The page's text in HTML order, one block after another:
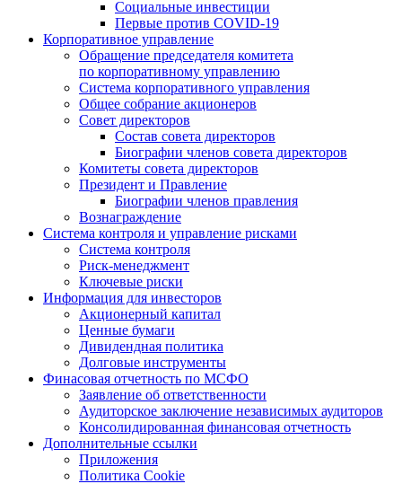
Социальные инвестиции
Первые против COVID‑19
Корпоративное управление
Обращение председателя комитета
по корпоративному управлению
Система корпоративного управления
Общее собрание акционеров
Совет директоров
Состав совета директоров
Биографии членов совета директоров
Комитеты совета директоров
Президент и Правление
Биографии членов правления
Вознаграждение
Система контроля и управление рисками
Система контроля
Риск-менеджмент
Ключевые риски
Информация для инвесторов
Акционерный капитал
Ценные бумаги
Дивидендная политика
Долговые инструменты
Финасовая отчетность по МСФО
Заявление об ответственности
Аудиторское заключение независимых аудиторов
Консолидированная финансовая отчетность
Дополнительные ссылки
Приложения
Политика Cookie